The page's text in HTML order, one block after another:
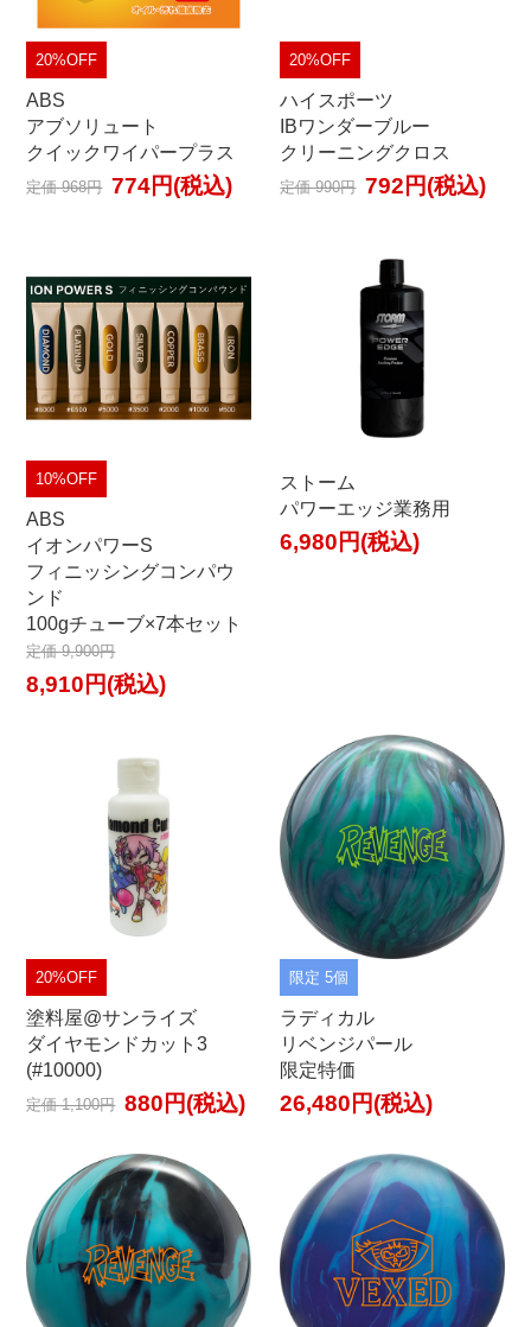
20%OFF
ABS
アブソリュート
クイックワイパープラス
定価 968円 774円(税込)
20%OFF
ハイスポーツ
IBワンダーブルー
クリーニングクロス
定価 990円 792円(税込)
10%OFF
ABS
イオンパワーS
フィニッシングコンパウ
ンド
100gチューブ×7本セット
定価 9,900円
8,910円(税込)
ストーム
パワーエッジ業務用
6,980円(税込)
20%OFF
塗料屋@サンライズ
ダイヤモンドカット3
(#10000)
定価 1,100円 880円(税込)
限定 5個
ラディカル
リベンジパール
限定特価
26,480円(税込)